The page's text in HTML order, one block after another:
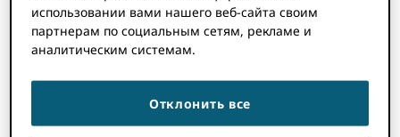
Японии, Латинской Америки и Карибского
бассейна, Швеции и США, а также другие
из Франции, Шри-Ланки и США стремятся
согласовать стратегии и обменяться
мнениями о развивающихся тенденциях.
использовании вами нашего веб-сайта своим
партнерам по социальным сетям, рекламе и
аналитическим системам.
Отклонить все